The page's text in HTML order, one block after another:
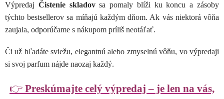
Výpredaj Čistenie skladovsa pomaly blíži ku koncu a zásoby
týchto bestsellerov sa míňajú každým dňom. Ak vás niektorá vôňa
zaujala, odporúčame s nákupom príliš neotáľať.
Či už hľadáte sviežu, elegantnú alebo zmyselnú vôňu, vo výpredaji
si svoj parfum nájde naozaj každý.
👉 Preskúmajte celý výpredaj – je len na vás,